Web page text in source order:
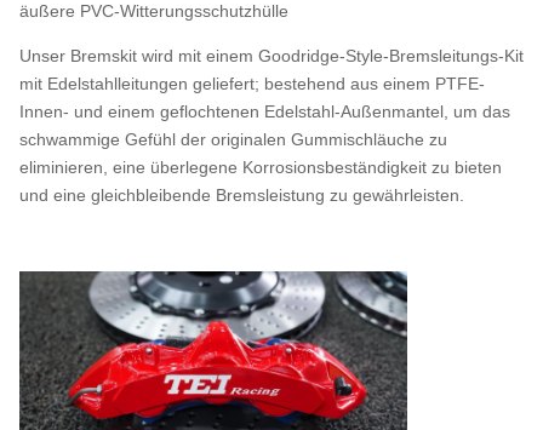
äußere PVC-Witterungsschutzhülle
Unser Bremskit wird mit einem Goodridge-Style-Bremsleitungs-Kit
mit Edelstahlleitungen geliefert; bestehend aus einem PTFE-
Innen- und einem geflochtenen Edelstahl-Außenmantel, um das
schwammige Gefühl der originalen Gummischläuche zu
eliminieren, eine überlegene Korrosionsbeständigkeit zu bieten
und eine gleichbleibende Bremsleistung zu gewährleisten.